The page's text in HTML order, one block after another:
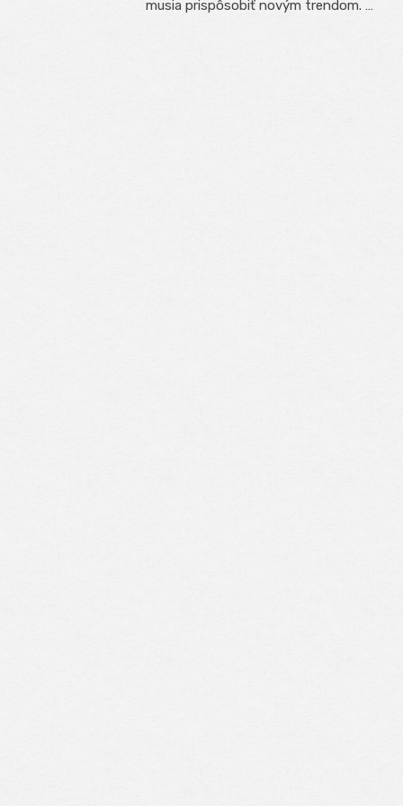
musia prispôsobiť novým trendom. …